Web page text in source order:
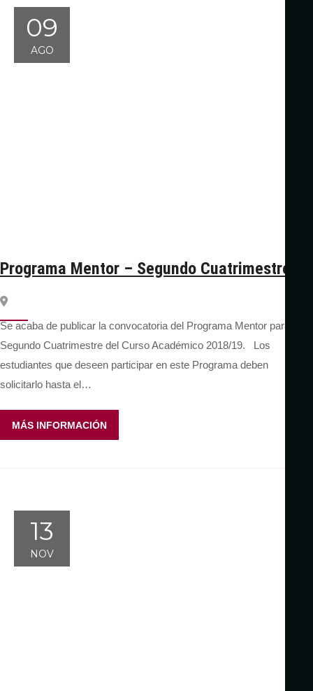
09
AGO
Programa Mentor – Segundo Cuatrimestre
Se acaba de publicar la convocatoria del Programa Mentor para el
Segundo Cuatrimestre del Curso Académico 2018/19. Los
estudiantes que deseen participar en este Programa deben
solicitarlo hasta el…
MÁS INFORMACIÓN
13
NOV